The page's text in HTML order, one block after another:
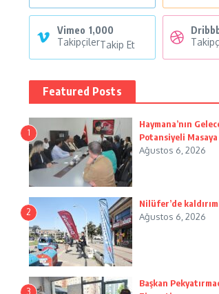
Vimeo 1,000
TakipçilerTakip Et
Featured Posts
1
Haymana’nın
Potansiyeli Masaya
Ağustos 6, 2026
2
Nilüfer’de
Ağustos 6, 2026
3
Başkan